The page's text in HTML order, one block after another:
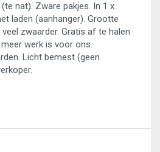
nat). Zware pakjes. In 1 x
laden (aanhanger). Grootte
zwaarder. Gratis af te halen
werk is voor ons.
Licht bemest (geen